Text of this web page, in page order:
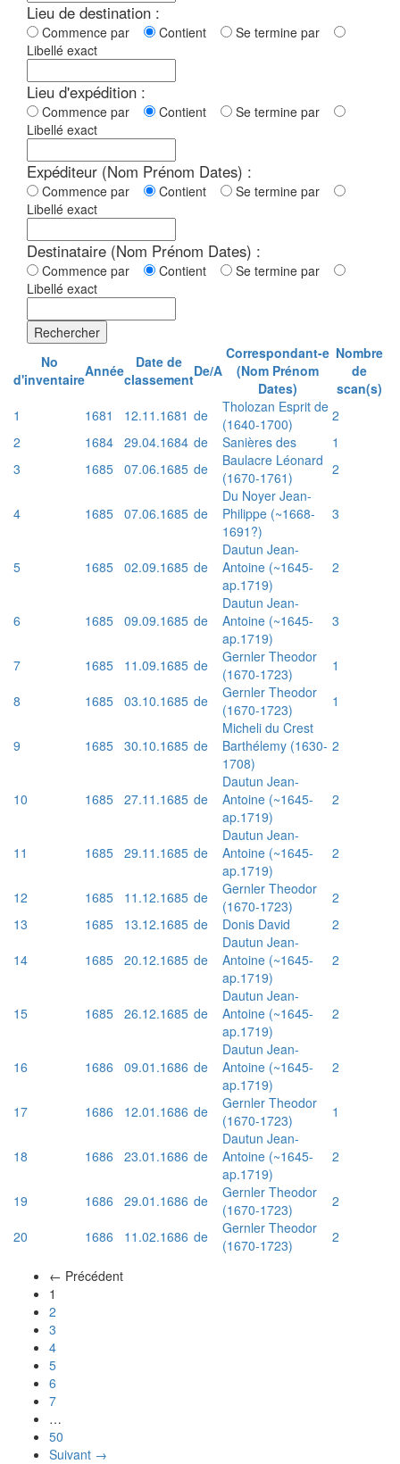
Lieu de destination :
Commence par Contient
Se termine par
Libellé exact
Lieu d'expédition :
Commence par Contient
Se termine par
Libellé exact
Expéditeur (Nom Prénom Dates) :
Commence par Contient
Se termine par
Libellé exact
Destinataire (Nom Prénom Dates) :
Commence par Contient
Se termine par
Libellé exact
Rechercher
No
d'inventaireAnnée
Date de
classementDe/A
Correspondant-e
(Nom Prénom
Dates)
Nombre
de
scan(s)
1
1681 12.11.1681 de
Tholozan Esprit de
(1640-1700)
2
2
1684 29.04.1684 de Sanières des
1
3
1685 07.06.1685 de
Baulacre Léonard
(1670-1761)
2
4 1685 07.06.1685 de
Du Noyer Jean-
Philippe (~1668-
1691?)
3
5 1685 02.09.1685 de
Dautun Jean-
Antoine (~1645-
ap.1719)
2
6 1685 09.09.1685 de
Dautun Jean-
Antoine (~1645-
ap.1719)
3
7 1685 11.09.1685 de
Gernler Theodor
(1670-1723)
1
8
1685 03.10.1685 de
Gernler Theodor
(1670-1723)
1
9 1685 30.10.1685 de
Micheli du Crest
Barthélemy (1630-
1708)
2
10 1685 27.11.1685 de
Dautun Jean-
Antoine (~1645-
ap.1719)
2
11 1685 29.11.1685 de
Dautun Jean-
Antoine (~1645-
ap.1719)
2
12 1685 11.12.1685 de
Gernler Theodor
(1670-1723)
2
13
1685 13.12.1685 de Donis David
2
14
1685 20.12.1685 de
Dautun Jean-
Antoine (~1645-
ap.1719)
2
15 1685 26.12.1685 de
Dautun Jean-
Antoine (~1645-
ap.1719)
2
16 1686 09.01.1686 de
Dautun Jean-
Antoine (~1645-
ap.1719)
2
17 1686 12.01.1686 de
Gernler Theodor
(1670-1723)
1
18 1686 23.01.1686 de
Dautun Jean-
Antoine (~1645-
ap.1719)
2
19 1686 29.01.1686 de
Gernler Theodor
(1670-1723)
2
20
1686 11.02.1686 de
Gernler Theodor
(1670-1723)
2
← Précédent
1
2
3
4
5
6
7
…
50
Suivant →